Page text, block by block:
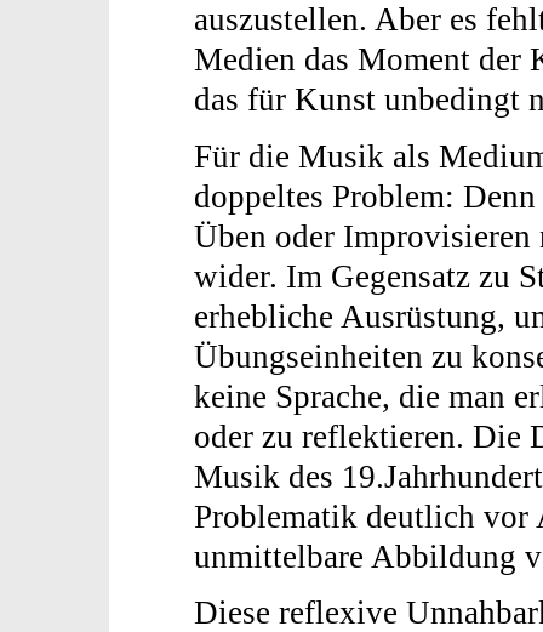
auszustellen. Aber es
Medien das Moment der
das für Kunst unbedingt
Für die Musik als
doppeltes Problem:
Üben oder Improvisieren
wider. Im Gegensatz zu
erhebliche Ausrüstung,
Übungseinheiten zu
keine Sprache, die man
oder zu reflektieren. Die
Musik des
Problematik deutlich vor
unmittelbare Abbildung
Diese reflexive